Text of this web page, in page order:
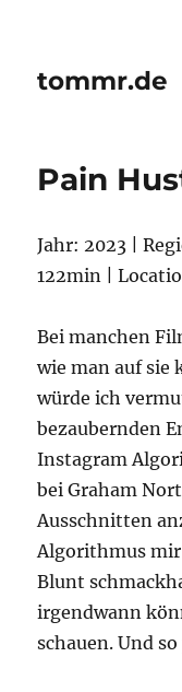
tommr.de
Pain
Jahr: 2023 |
122min |
Bei manchen
wie man auf sie
würde ich
bezaubernden
Instagram
bei Graham
Ausschnitten
Algorithmus
Blunt
irgendwann
schauen. Und